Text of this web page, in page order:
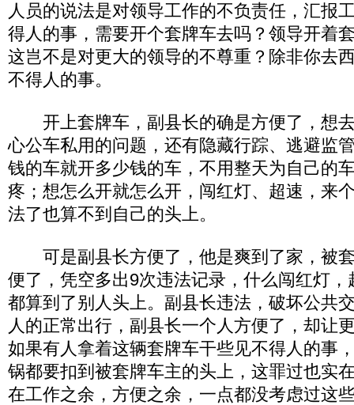
人员的说法是对领导工作的不负责任，汇报
得人的事，需要开个套牌车去吗？领导开着
这岂不是对更大的领导的不尊重？除非你去
不得人的事。
开上套牌车，副县长的确是方便了，想
心公车私用的问题，还有隐藏行踪、逃避监
钱的车就开多少钱的车，不用整天为自己的
疼；想怎么开就怎么开，闯红灯、超速，来
法了也算不到自己的头上。
可是副县长方便了，他是爽到了家，被
便了，凭空多出9次违法记录，什么闯红灯
都算到了别人头上。副县长违法，破坏公共
人的正常出行，副县长一个人方便了，却让
如果有人拿着这辆套牌车干些见不得人的事
锅都要扣到被套牌车主的头上，这罪过也实
在工作之余，方便之余，一点都没考虑过这